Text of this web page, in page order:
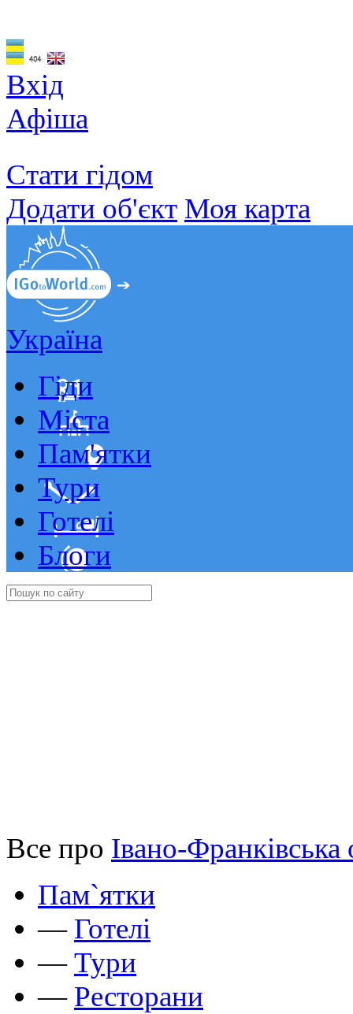
Вхід
Афіша
Стати гідом
Додати об'єкт Моя карта
Україна
Гіди
Міста
Пам'ятки
Тури
Готелі
Блоги
Все про Івано-Франківська
Пам`ятки
— Готелі
— Тури
— Ресторани